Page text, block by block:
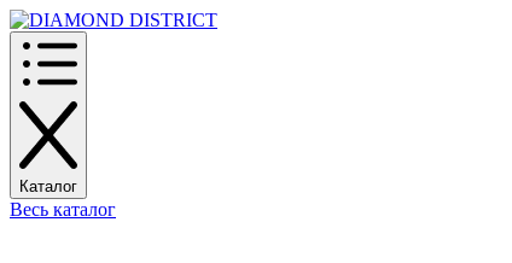
Каталог
Весь каталог